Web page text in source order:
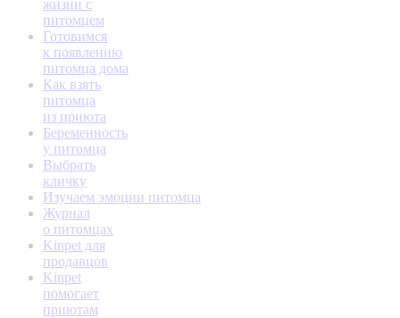
жизни с
питомцем
Готовимся
к появлению
питомца дома
Как взять
питомца
из приюта
Беременность
у питомца
Выбрать
кличку
Изучаем эмоции питомца
Журнал
о питомцах
Kinpet для
продавцов
Kinpet
помогает
приютам